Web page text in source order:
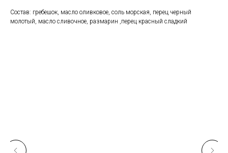
Состав: гребешок, масло оливковое, соль морская, перец черный
молотый, масло сливочное, размарин ,перец красный сладкий